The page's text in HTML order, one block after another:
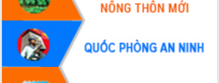
Chuyển đổi số 'mở đường' cho nông
nghiệp Đắk Lắk tăng trưởng bứt phá
Triển khai đồng bộ đo đạc, lập hồ sơ
địa chính, hoàn thiện cơ sở dữ liệu đất
Ứng dụng sinh trắc học - Bước tiến
trong hành trình chuyển đổi số tại Đắk